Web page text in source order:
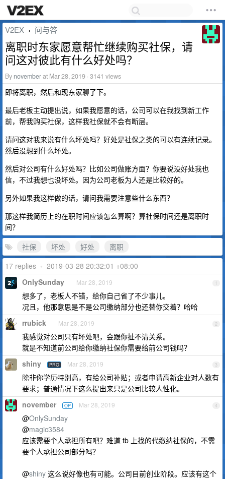
V2EX › 问与答
离职时东家愿意帮忙继续购买社保，请
问这对彼此有什么好处吗？
By novemberat Mar 28, 2019 · 3141 views
即将离职，然后和现东家聊了下。
最后老板主动提出说，如果我愿意的话，公司可以在我找到新工作
前，帮我购买社保，这样我社保就不会有断层。
请问这对我来说有什么坏处吗？好处是社保之类的可以有连续记录。
然后没想到什么坏处。
然后对公司有什么好处吗？比如公司做账方面？你要说没好处我也
信，不过我想也没坏处。因为公司老板为人还是比较好的。
另外如果我这样做的话，请问我需要注意些什么东西？
那这样我简历上的在职时间应该怎么算啊？算社保时间还是离职时
间？
社保
坏处 好处
离职
17 replies • 2019-03-28 20:32:01 +08:00
1
OnlySunday Mar 28, 2019
想多了，老板人不错，给你自己省了不少事儿。
况且，他那意思是不是公司缴纳部分也还替你交着？哈哈
2
rrubick Mar 28, 2019
我感觉对公司只有坏处吧，会跟你扯不清关系。
就是不知道前公司给你缴纳社保你需要给前公司钱吗？
3
shiny PRO Mar 28, 2019
除非你学历特别高，有给公司补贴；或者申请高新企业对人数有
要求；普通情况下这么提出来只是公司比较人性化。
4
november OP Mar 28, 2019
@OnlySunday
@magic3584
应该需要个人承担所有吧？难道 tb 上找的代缴纳社保的，不需
要个人承担公司部分吗？
@shiny 这么说好像也有可能。公司目前创业阶段。应该有这个